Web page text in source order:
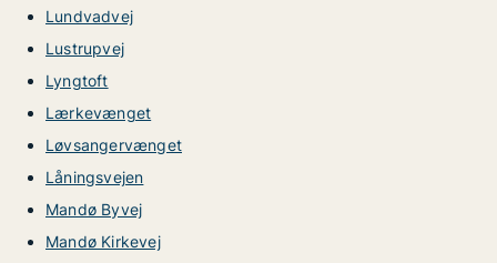
Lundvadvej
Lustrupvej
Lyngtoft
Lærkevænget
Løvsangervænget
Låningsvejen
Mandø Byvej
Mandø Kirkevej